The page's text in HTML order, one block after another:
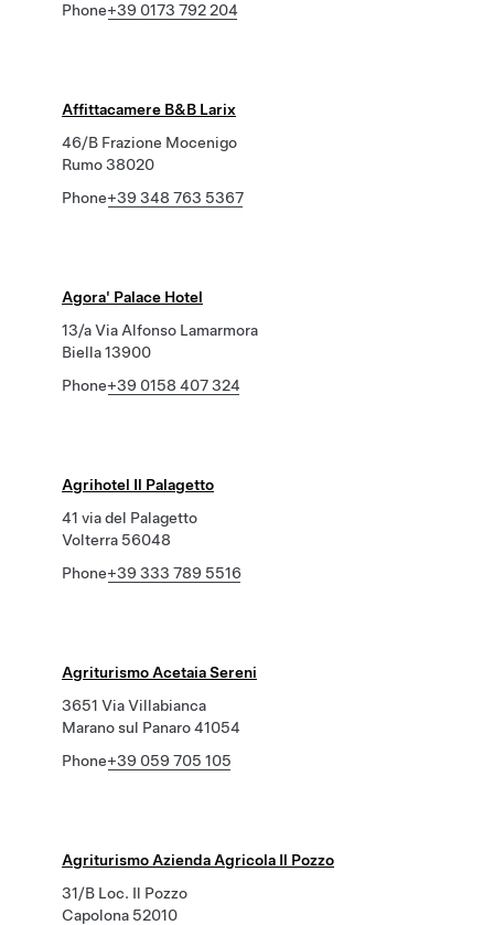
Phone+39 0173 792 204
Affittacamere B&B Larix
46/B Frazione Mocenigo
Rumo 38020
Phone+39 348 763 5367
Agora' Palace Hotel
13/a Via Alfonso Lamarmora
Biella 13900
Phone+39 0158 407 324
Agrihotel Il Palagetto
41 via del Palagetto
Volterra 56048
Phone+39 333 789 5516
Agriturismo Acetaia Sereni
3651 Via Villabianca
Marano sul Panaro 41054
Phone+39 059 705 105
Agriturismo Azienda Agricola Il Pozzo
31/B Loc. Il Pozzo
Capolona 52010